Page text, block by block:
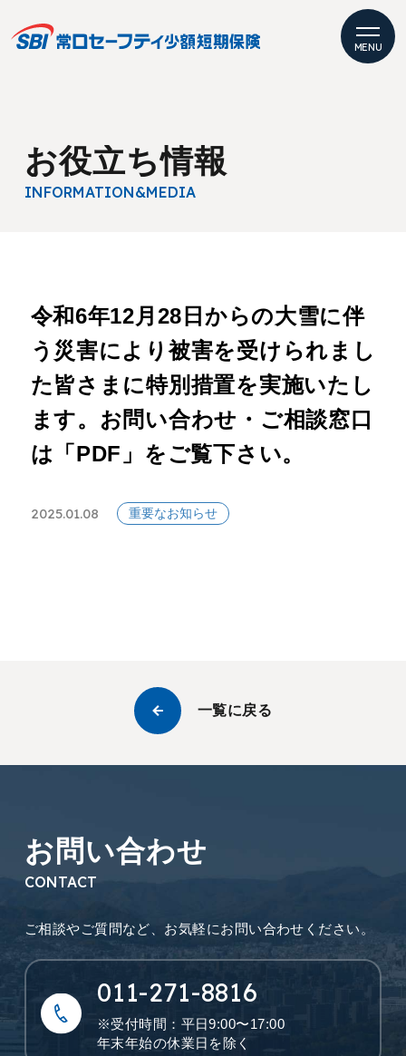
MENU
お役立ち情報
INFORMATION&MEDIA
令和6年12月28日からの大雪に伴
う災害により被害を受けられまし
た皆さまに特別措置を実施いたし
ます。お問い合わせ・ご相談窓口
は「PDF」をご覧下さい。
2025.01.08 重要なお知らせ
一覧に戻る
お問い合わせ
CONTACT
ご相談やご質問など、 お気軽にお問い合わせください。
011-271-8816
※受付時間：平日9:00〜17:00
年末年始の休業日を除く